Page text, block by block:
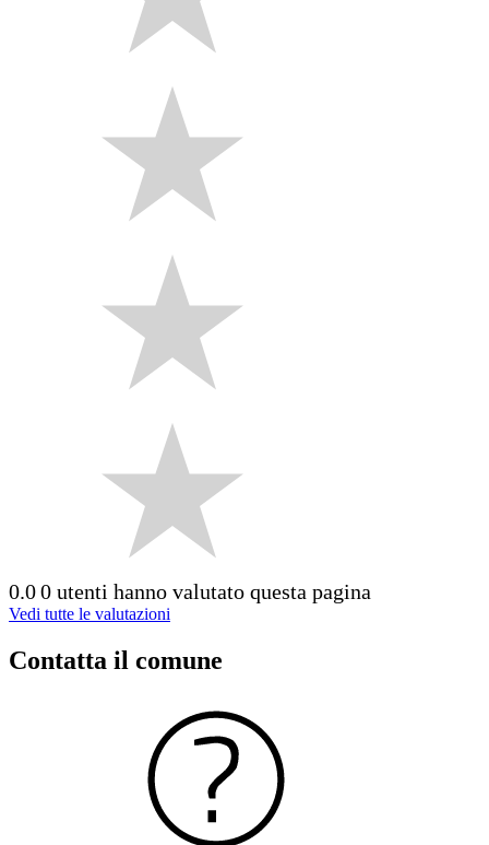
0.00 utenti hanno valutato questa pagina
Vedi tutte le valutazioni
Contatta il comune